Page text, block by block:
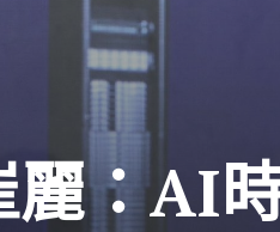
：AI